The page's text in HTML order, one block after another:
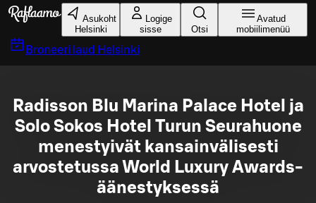
Liigu peamise sisu juurde
Asukoht
Helsinki
Logige
sisse
Otsi
Avatud
mobiilimenüü
Broneeri laud Helsinki
Radisson Blu Marina Palace Hotel ja
Solo Sokos Hotel Turun Seurahuone
menestyivät kansainvälisesti
arvostetussa World Luxury Awards-
äänestyksessä